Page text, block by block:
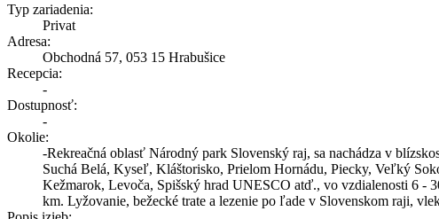
Typ zariadenia:
Privat
Adresa:
Obchodná 57, 053 15 Hrabušice
Recepcia:
-
Dostupnosť:
-
Okolie:
-Rekreačná oblasť Národný park Slovenský raj, sa nachádza v
Suchá Belá, Kyseľ, Kláštorisko, Prielom Hornádu, Piecky, Veľký
Kežmarok, Levoča, Spišský hrad UNESCO atď., vo vzdialenosti 6 -
km. Lyžovanie, bežecké trate a lezenie po ľade v Slovenskom raji,